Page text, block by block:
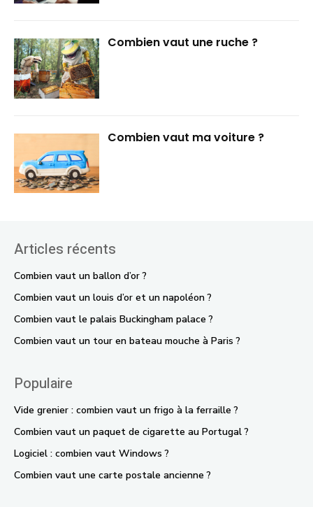
Combien vaut une ruche ?
Combien vaut ma voiture ?
Articles récents
Combien vaut un ballon d’or ?
Combien vaut un louis d’or et un napoléon ?
Combien vaut le palais Buckingham palace ?
Combien vaut un tour en bateau mouche à Paris ?
Populaire
Vide grenier : combien vaut un frigo à la ferraille ?
Combien vaut un paquet de cigarette au Portugal ?
Logiciel : combien vaut Windows ?
Combien vaut une carte postale ancienne ?